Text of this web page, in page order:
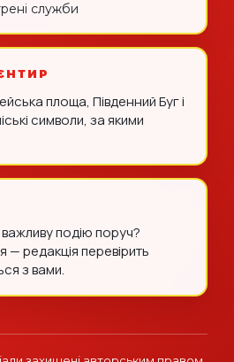
служби
площа, Південний Буг і
символи, за якими
подію поруч?
— редакція перевірить
з вами.